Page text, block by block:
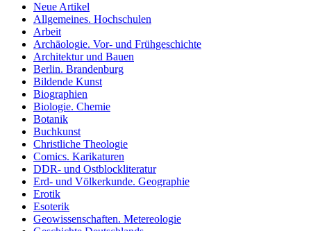
Neue Artikel
Allgemeines. Hochschulen
Arbeit
Archäologie. Vor- und Frühgeschichte
Architektur und Bauen
Berlin. Brandenburg
Bildende Kunst
Biographien
Biologie. Chemie
Botanik
Buchkunst
Christliche Theologie
Comics. Karikaturen
DDR- und Ostblockliteratur
Erd- und Völkerkunde. Geographie
Erotik
Esoterik
Geowissenschaften. Metereologie